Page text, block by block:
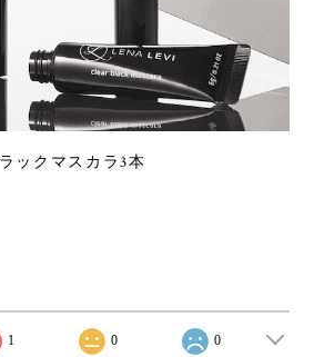
ックマスカラ3本
1 0 0